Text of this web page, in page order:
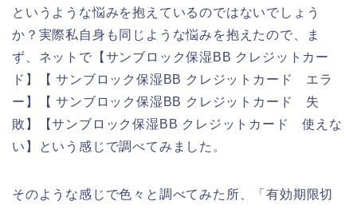
というような悩みを抱えているのではないでしょう
か？実際私自身も同じような悩みを抱えたので、ま
ず、ネットで【サンブロック保湿BB クレジットカー
ド】【 サンブロック保湿BB クレジットカード エラ
ー】【 サンブロック保湿BB クレジットカード 失
敗】【サンブロック保湿BB クレジットカード 使えな
い】という感じで調べてみました。
そのような感じで色々と調べてみた所、「有効期限切